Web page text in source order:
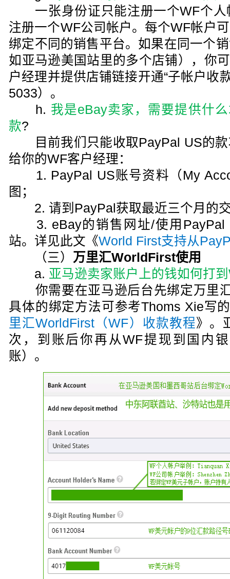
一张身份证只能注册一个WF个人
注册一个WF公司帐户。每个WF帐户
绑定不同的销售平台。如果在同一个
如亚马逊美国站里的多个店铺），你
户经理并提供店铺链接开通“子帐户收
5033）。
h. 我是eBay卖家，需要提供什
款?
目前我们只能收取PayPal US的款
给你的WF客户经理：
1. PayPal US账号资料（My
图；
2. 请到PayPal获取最近三个月的
3. eBay的销售网址/使用PayPal
站。详见此文《World First支持从
（三） 万里汇WorldFirst使用
a. 亚马逊卖家账户上的钱如何打
你需要在亚马逊后台先绑定万里
具体的绑定方法可参考Thoms Xie写
里汇WorldFirst（WF）收款教程》。
次，到账后你再从WF提现到国内
账）。